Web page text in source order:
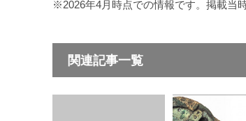
※2026年4月時点での情報です。掲載当
関連記事一覧